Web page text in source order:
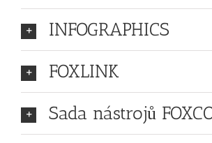
INFOGRAPHICS
FOXLINK
Sada nástrojů